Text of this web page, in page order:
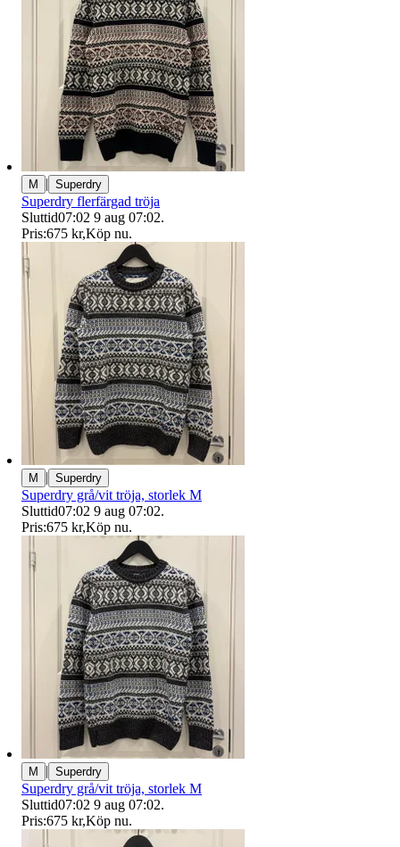
M | Superdry
Superdry flerfärgad tröja
Sluttid07:02 9 aug 07:02.
Pris:675 kr,Köp nu.
M | Superdry
Superdry grå/vit tröja, storlek M
Sluttid07:02 9 aug 07:02.
Pris:675 kr,Köp nu.
M | Superdry
Superdry grå/vit tröja, storlek M
Sluttid07:02 9 aug 07:02.
Pris:675 kr,Köp nu.